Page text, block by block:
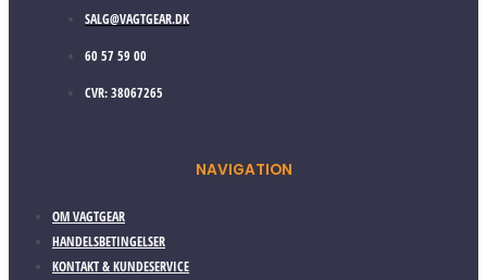
SALG@VAGTGEAR.DK
60 57 59 00
CVR: 38067265
NAVIGATION
OM VAGTGEAR
HANDELSBETINGELSER
KONTAKT & KUNDESERVICE